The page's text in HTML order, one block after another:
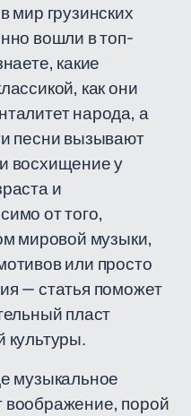
мир грузинских
вошли в топ-
какие
как они
народа, а
песни вызывают
восхищение у
и
от того,
мировой музыки,
или просто
— статья поможет
пласт
культуры.
музыкальное
воображение, порой